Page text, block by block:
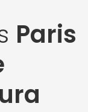
Paris